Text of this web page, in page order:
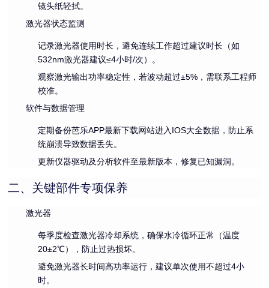
镜头纸轻拭。
激光器状态监测
记录激光器使用时长，避免连续工作超过建议时长（如
532nm激光器建议≤4小时/次）。
观察激光输出功率稳定性，若波动超过±5%，需联系工程师
校准。
软件与数据管理
定期备份芭乐APP最新下载网站进入IOS大全数据，防止系
统崩溃导致数据丢失。
更新仪器驱动及分析软件至最新版本，修复已知漏洞。
二、关键部件专项保养
激光器
每季度检查激光器冷却系统，确保水冷循环正常（温度
20±2℃），防止过热损坏。
避免激光器长时间高功率运行，建议单次使用不超过4小
时。